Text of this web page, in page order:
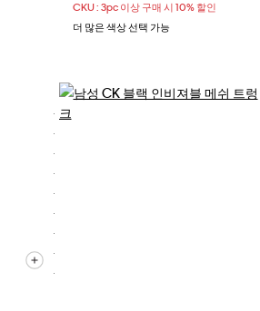
CKU : 3pc 이상 구매 시 10% 할인
더 많은 색상 선택 가능